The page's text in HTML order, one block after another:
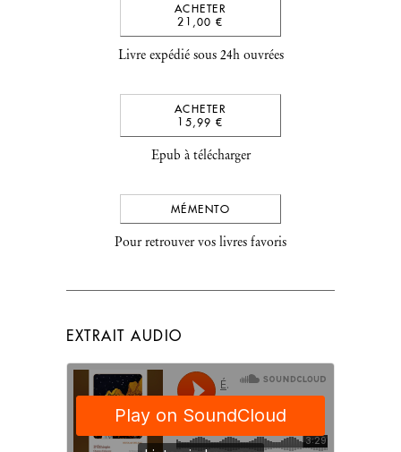
ACHETER
21,00 €
Livre expédié sous 24h ouvrées
ACHETER
15,99 €
Epub à télécharger
MÉMENTO
Pour retrouver vos livres favoris
EXTRAIT AUDIO